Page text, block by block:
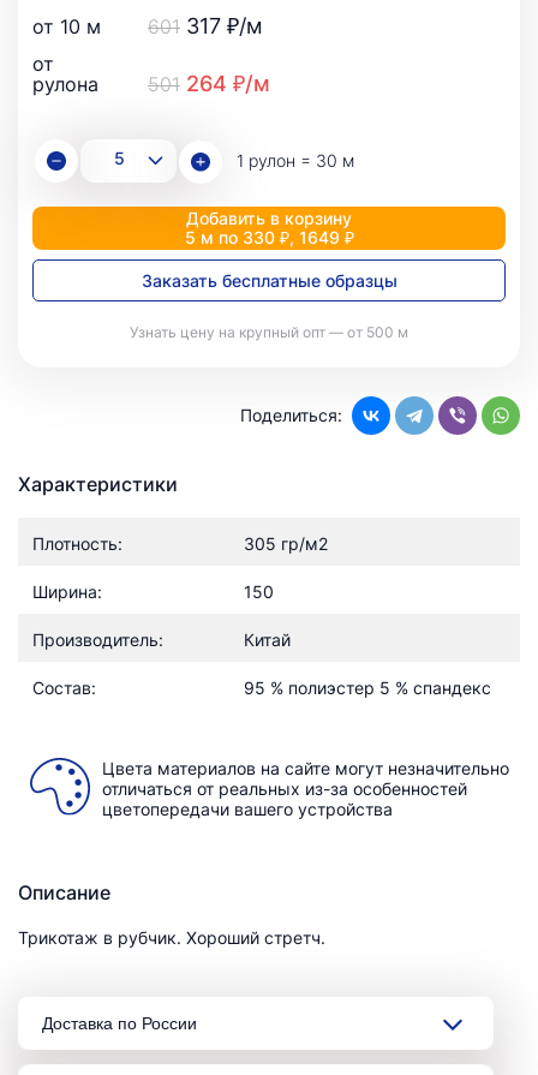
от 10 м 601 317 ₽/м
от
рулона
501 264 ₽/м
1 рулон = 30 м
Добавить в корзину
5 м по 330 ₽, 1649 ₽
Заказать бесплатные образцы
Узнать цену на крупный опт — от 500 м
Поделиться:
Характеристики
Плотность: 305 гр/м2
Ширина: 150
Производитель: Китай
Состав: 95 % полиэстер 5 % спандекс
Цвета материалов на сайте могут незначительно
отличаться от реальных из-за особенностей
цветопередачи вашего устройства
Описание
Трикотаж в рубчик. Хороший стретч.
Доставка по России